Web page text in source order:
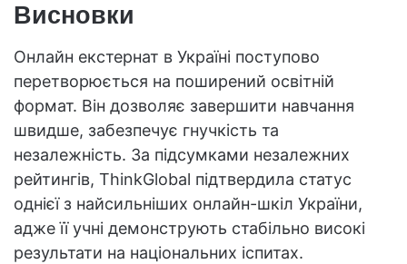
Висновки
Онлайн екстернат в Україні поступово
перетворюється на поширений освітній
формат. Він дозволяє завершити навчання
швидше, забезпечує гнучкість та
незалежність. За підсумками незалежних
рейтингів, ThinkGlobal підтвердила статус
однієї з найсильніших онлайн-шкіл України,
адже її учні демонструють стабільно високі
результати на національних іспитах.